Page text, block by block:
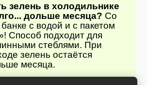
зелень в холодильнике
дольше месяца? Со
с водой и с пакетом
Способ подходит для
стеблями. При
зелень остаётся
месяца.